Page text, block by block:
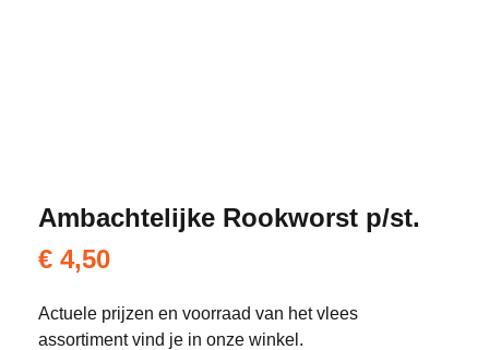
Ambachtelijke Rookworst p/st.
€ 4,50
Actuele prijzen en voorraad van het vlees
assortiment vind je in onze winkel.